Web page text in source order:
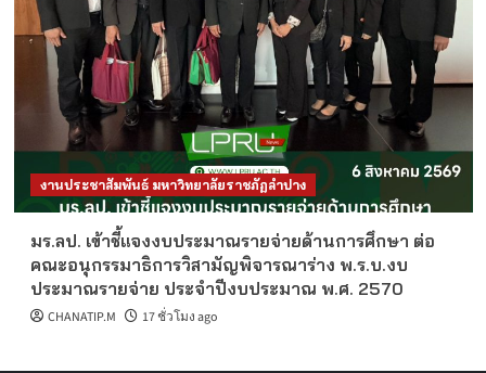
งานประชาสัมพันธ์ มหาวิทยาลัยราชภัฏลำปาง
มร.ลป. เข้าชี้แจงงบประมาณรายจ่ายด้านการศึกษา ต่อ
คณะอนุกรรมาธิการวิสามัญพิจารณาร่าง พ.ร.บ.งบ
ประมาณรายจ่าย ประจำปีงบประมาณ พ.ศ. 2570
CHANATIP.M 17 ชั่วโมง ago